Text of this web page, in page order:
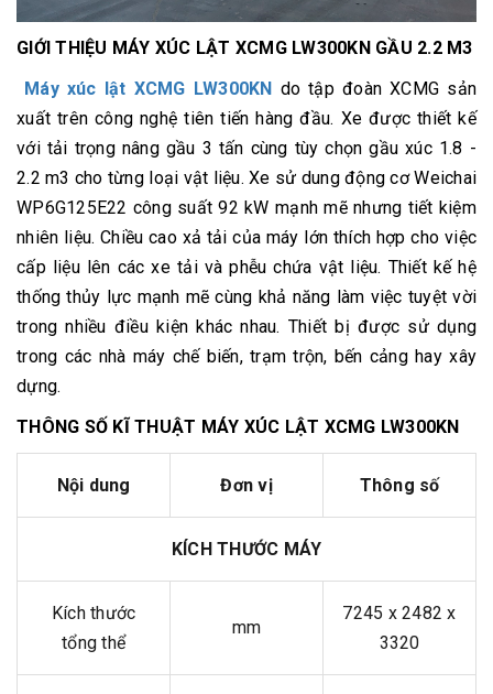
GIỚI THIỆU MÁY XÚC LẬT XCMG LW300KN GẦU 2.2 M3
Máy xúc lật XCMG LW300KN do tập đoàn XCMG sản
xuất trên công nghệ tiên tiến hàng đầu. Xe được thiết kế
với tải trọng nâng gầu 3 tấn cùng tùy chọn gầu xúc 1.8 -
2.2 m3 cho từng loại vật liệu. Xe sử dung động cơ Weichai
WP6G125E22 công suất 92 kW mạnh mẽ nhưng tiết kiệm
nhiên liệu. Chiều cao xả tải của máy lớn thích hợp cho việc
cấp liệu lên các xe tải và phễu chứa vật liệu. Thiết kế hệ
thống thủy lực mạnh mẽ cùng khả năng làm việc tuyệt vời
trong nhiều điều kiện khác nhau. Thiết bị được sử dụng
trong các nhà máy chế biến, trạm trộn, bến cảng hay xây
dựng.
THÔNG SỐ KĨ THUẬT MÁY XÚC LẬT XCMG LW300KN
Nội dung Đơn vị Thông số
KÍCH THƯỚC MÁY
Kích thước
tổng thể
mm
7245 x 2482 x
3320